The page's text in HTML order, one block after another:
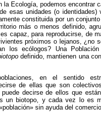
Ecología, podemos encontrar
esas unidades (o identidades)
constituida por un
más o menos definido,
capaz, para reproducirse, de
próximos o lejanos, ¿no
los ecólogos? Una
definido, mantienen una
en el sentido
de ellas que son
puede decirse de ellos que
un biotopo, y cada vez lo es
sin ayuda del